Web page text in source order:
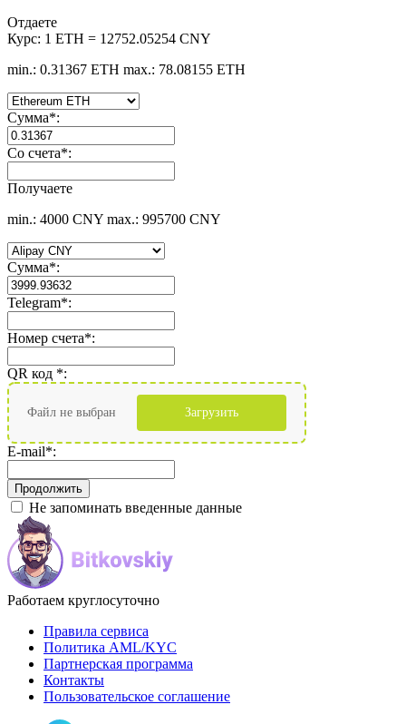
Отдаете
Курс: 1 ETH = 12752.05254 CNY
min.: 0.31367 ETH max.: 78.08155 ETH
Сумма*:
Со счета*:
Получаете
min.: 4000 CNY max.: 995700 CNY
Сумма*:
Telegram*:
Номер счета*:
QR код *:
Файл не выбран Загрузить
E-mail*:
Не запоминать введенные данные
Работаем круглосуточно
Правила сервиса
Политика AML/KYC
Партнерская программа
Контакты
Пользовательское соглашение